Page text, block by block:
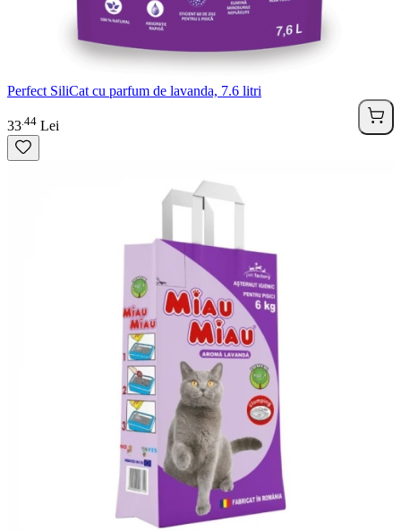
Perfect SiliCat cu parfum de lavanda, 7.6 litri
33 44 Lei